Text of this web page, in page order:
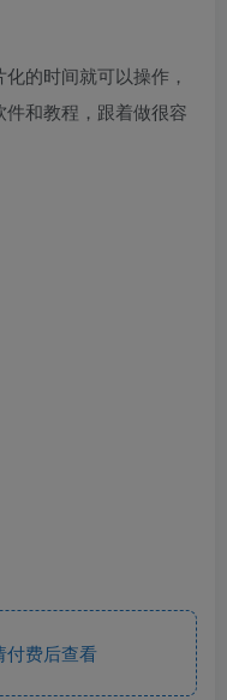
的时间就可以操作，
和教程，跟着做很容
费后查看